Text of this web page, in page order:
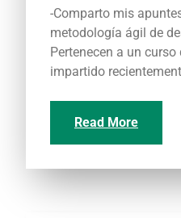
-Comparto mis
metodología ágil de
Pertenecen a un
impartido
Read More